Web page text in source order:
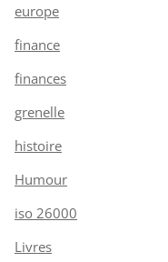
europe
finance
finances
grenelle
histoire
Humour
iso 26000
Livres